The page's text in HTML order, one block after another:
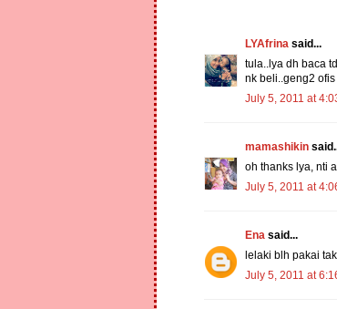
LYAfrina said...
tula..lya dh baca
nk beli..geng2
July 5, 2011 at
mamashikin
oh thanks lya, nti
July 5, 2011 at
Ena said...
lelaki blh pakai
July 5, 2011 at